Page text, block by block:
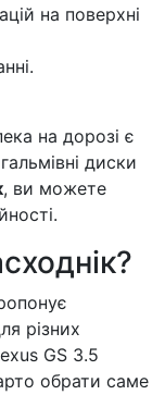
на поверхні
на дорозі є
диски
, ви можете
різних
GS 3.5
обрати саме